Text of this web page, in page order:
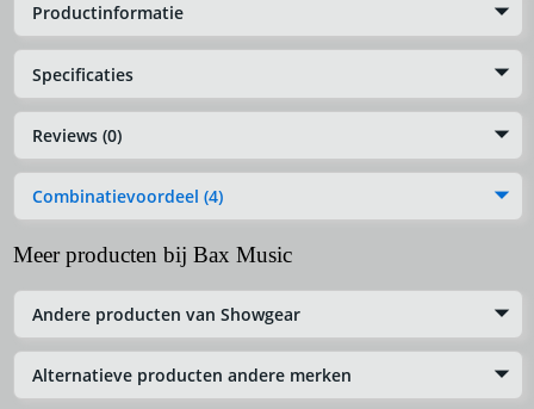
Productinformatie
Specificaties
Reviews (0)
Combinatievoordeel (4)
Meer producten bij Bax Music
Andere producten van Showgear
Alternatieve producten andere merken